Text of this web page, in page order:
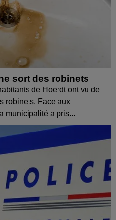
sort des robinets
de Hoerdt ont vu de
robinets. Face aux
municipalité a pris...